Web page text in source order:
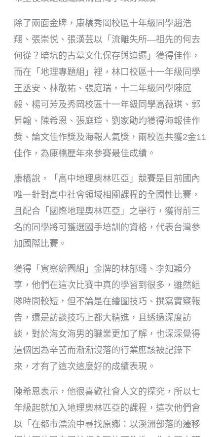
除了兩面金牌，康橋秀岡校區十年級同學趙浩
翔、張崇悦、張漢芸以「流離失所—祖先的何去
何從？暗坑的古墓文化保存與迫遷」獲得佳作，
而在「地理專題組」裡，林口校區十一年級同學
王丞安、林敬祐、張庭瑞，十二年級同學陳庭
毅、楊可芳及秀岡校區十一年級同學高薇琪、郭
昇翰、陳希恩、張庭瑄、劉家勛均獲得海報佳作
獎、論文佳作獎及海報人氣獎，兩校區共獲2金11
佳作，為康橋歷年來參賽最佳成績。
康橋說，「高中地理奧林匹亞」競賽是目前國內
唯一針對高中社會領域相關課程的全國性比賽，
且配合「國際地理奧林匹亞」之舉行，獲得前三
名的同學將可獲選國手培訓的資格，代表台灣參
加國際比賽。
獲得「實察繪圖組」金牌的林郁珊、李知穎分
享，他們在這次比賽中真的學習到很多，雖然組
隊時間較短，但不論是在繪圖技巧、撰寫實察報
告，還是訪談技巧上都大精進，且透過深度訪
談，對於海女海男的職業更加了解，也深深覺得
這個因為辛苦而漸漸沒落的行業應該被記錄下
來，才有了這次這麼好的成績表現。
陳希恩表示，他很喜歡社會人文的探究，所以七
年級起就加入地理奧林匹亞的課程，這次他們會
以「在都市漂流中尋找原鄉：以溪洲部落的遷移